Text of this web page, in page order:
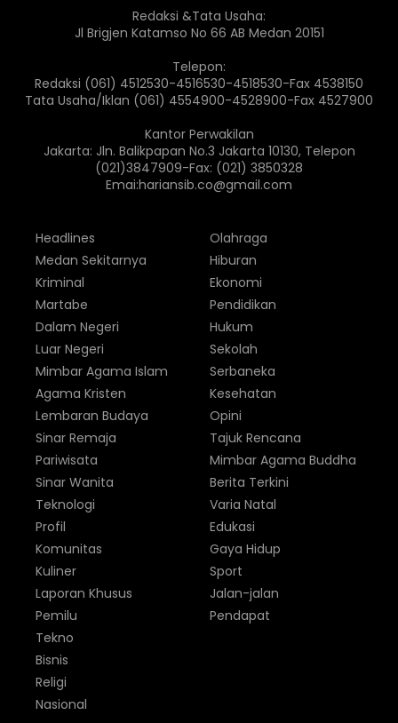
Redaksi &Tata Usaha:
Jl Brigjen Katamso No 66 AB Medan 20151
Telepon:
Redaksi (061) 4512530-4516530-4518530-Fax 4538150
Tata Usaha/Iklan (061) 4554900-4528900-Fax 4527900
Kantor Perwakilan
Jakarta: Jln. Balikpapan No.3 Jakarta 10130, Telepon
(021)3847909-Fax: (021) 3850328
Emai:hariansib.co@gmail.com
Headlines
Medan Sekitarnya
Kriminal
Martabe
Dalam Negeri
Luar Negeri
Olahraga
Hiburan
Ekonomi
Pendidikan
Hukum
Sekolah
Mimbar Agama Islam
Agama Kristen
Lembaran Budaya
Sinar Remaja
Pariwisata
Sinar Wanita
Serbaneka
Kesehatan
Opini
Tajuk Rencana
Mimbar Agama Buddha
Berita Terkini
Teknologi
Profil
Komunitas
Kuliner
Laporan Khusus
Pemilu
Varia Natal
Edukasi
Gaya Hidup
Sport
Jalan-jalan
Pendapat
Tekno
Bisnis
Religi
Nasional